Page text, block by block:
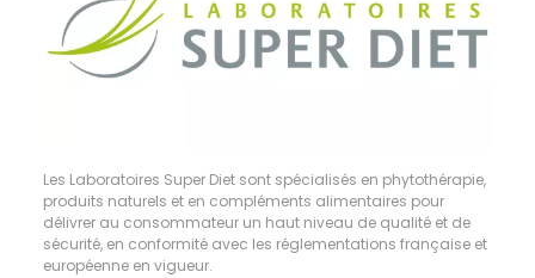
Les Laboratoires Super Diet sont spécialisés en phytothérapie,
produits naturels et en compléments alimentaires pour
délivrer au consommateur un haut niveau de qualité et de
sécurité, en conformité avec les réglementations française et
européenne en vigueur.